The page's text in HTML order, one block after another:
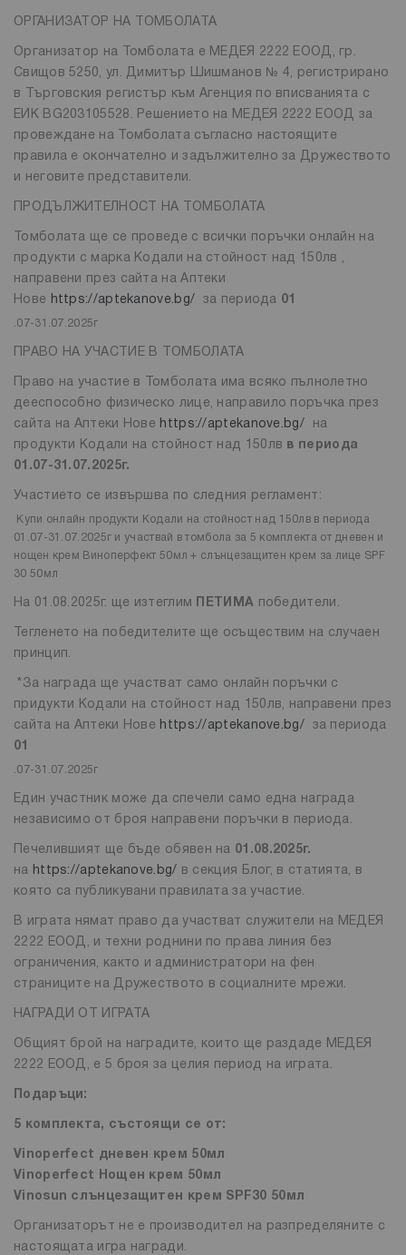
ОРГАНИЗАТОР НА ТОМБОЛАТА
Организатор на Томболата е МЕДЕЯ 2222 ЕООД, гр.
Свищов 5250, ул. Димитър Шишманов № 4, регистрирано
в Търговския регистър към Агенция по вписванията с
ЕИК BG203105528. Решението на МЕДЕЯ 2222 ЕООД за
провеждане на Томболата съгласно настоящите
правила е окончателно и задължително за Дружеството
и неговите представители.
ПРОДЪЛЖИТЕЛНОСТ НА ТОМБОЛАТА
Томболата ще се проведе с всички поръчки онлайн на
продукти с марка Кодали на стойност над 150лв ,
направени през сайта на Аптеки
Нове
https://aptekanove.bg/ за периода 01
.07-31.07.2025г
ПРАВО НА УЧАСТИЕ В ТОМБОЛАТА
Право на участие в Томболата има всяко пълнолетно
дееспособно физическо лице, направило поръчка през
сайта на Аптеки Нове https://aptekanove.bg/
на
продукти Кодали на стойност над 150лв в периода
01.07-31.07.2025г.
Участието се извършва по следния регламент:
Купи онлайн продукти Кодали на стойност над 150лв в периода
01.07-31.07.2025г и участвай в томбола за 5 комплекта от дневен и
нощен крем Виноперфект 50мл + слънцезащитен крем за лице SPF
30 50мл
На 01.08.2025г. ще изтеглим ПЕТИМА победители.
Тегленето на победителите ще осъществим на случаен
принцип.
*За награда ще участват само онлайн поръчки с
придукти Кодали на стойност над 150лв, направени през
сайта на Аптеки Нове https://aptekanove.bg/ за периода
01
.07-31.07.2025г
Един участник може да спечели само една награда
независимо от броя направени поръчки в периода.
Печелившият ще бъде обявен на 01.08.2025г.
на https://aptekanove.bg/
в секция Блог, в статията, в
която са публикувани правилата за участие.
В играта нямат право да участват служители на МЕДЕЯ
2222 ЕООД, и техни роднини по права линия без
ограничения, както и администратори на фен
страниците на Дружеството в социалните мрежи.
НАГРАДИ ОТ ИГРАТА
Общият брой на наградите, които ще раздаде МЕДЕЯ
2222 ЕООД, е 5 броя за целия период на играта.
Подаръци:
5 комплекта, състоящи се от:
Vinoperfect дневен крем 50мл
Vinoperfect Нощен крем 50мл
Vinosun слънцезащитен крем SPF30 50мл
Организаторът не е производител на разпределяните с
настоящата игра награди.